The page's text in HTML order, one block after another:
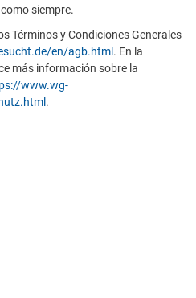
siempre.
Términos y Condiciones Generales
en/agb.html . En la
más información sobre la
www.wg-
.